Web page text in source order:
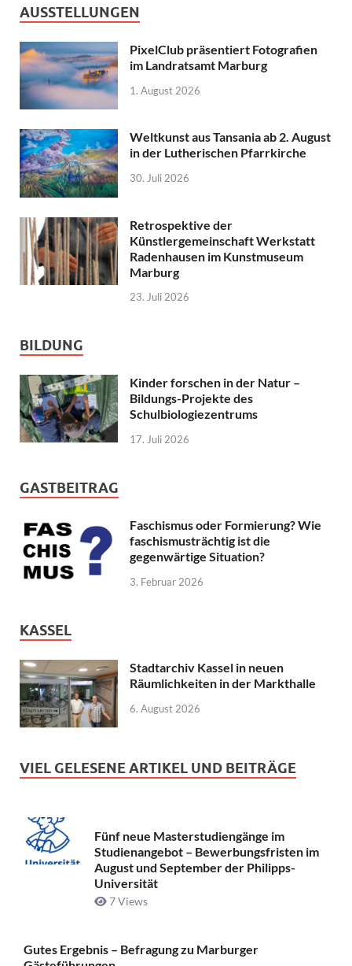
AUSSTELLUNGEN
PixelClub präsentiert Fotografien
im Landratsamt Marburg
1. August 2026
Weltkunst aus Tansania ab 2. August
in der Lutherischen Pfarrkirche
30. Juli 2026
Retrospektive der
Künstlergemeinschaft Werkstatt
Radenhausen im Kunstmuseum
Marburg
23. Juli 2026
BILDUNG
Kinder forschen in der Natur –
Bildungs-Projekte des
Schulbiologiezentrums
17. Juli 2026
GASTBEITRAG
Faschismus oder Formierung? Wie
faschismusträchtig ist die
gegenwärtige Situation?
3. Februar 2026
KASSEL
Stadtarchiv Kassel in neuen
Räumlichkeiten in der Markthalle
6. August 2026
VIEL GELESENE ARTIKEL UND BEITRÄGE
Fünf neue Masterstudiengänge im
Studienangebot – Bewerbungsfristen im
August und September der Philipps-
Universität
7 Views
Gutes Ergebnis – Befragung zu Marburger